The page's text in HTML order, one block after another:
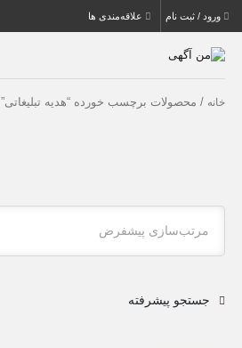
ورود / ثبت نام علاقه‌مندی ها
خانه / محصولات برچسب خورده “هدیه تبلیغاتی”
مرتب‌سازی پیشفرض
جستجو پیشرفته